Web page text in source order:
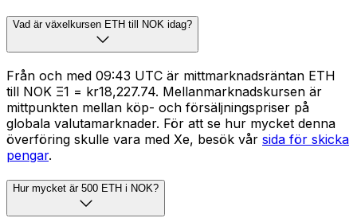
Vad är växelkursen ETH till NOK idag?
Från och med 09:43 UTC är mittmarknadsräntan ETH
till NOK Ξ1 = kr18,227.74. Mellanmarknadskursen är
mittpunkten mellan köp- och försäljningspriser på
globala valutamarknader. För att se hur mycket denna
överföring skulle vara med Xe, besök vår sida för skicka
pengar.
Hur mycket är 500 ETH i NOK?